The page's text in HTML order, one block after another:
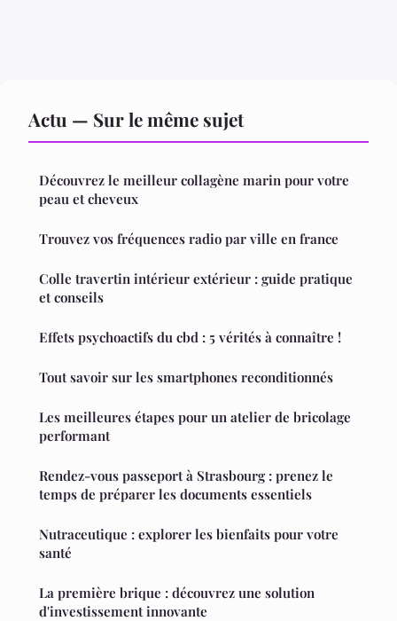
Actu — Sur le même sujet
Découvrez le meilleur collagène marin pour votre
peau et cheveux
Trouvez vos fréquences radio par ville en france
Colle travertin intérieur extérieur : guide pratique
et conseils
Effets psychoactifs du cbd : 5 vérités à connaître !
Tout savoir sur les smartphones reconditionnés
Les meilleures étapes pour un atelier de bricolage
performant
Rendez-vous passeport à Strasbourg : prenez le
temps de préparer les documents essentiels
Nutraceutique : explorer les bienfaits pour votre
santé
La première brique : découvrez une solution
d'investissement innovante